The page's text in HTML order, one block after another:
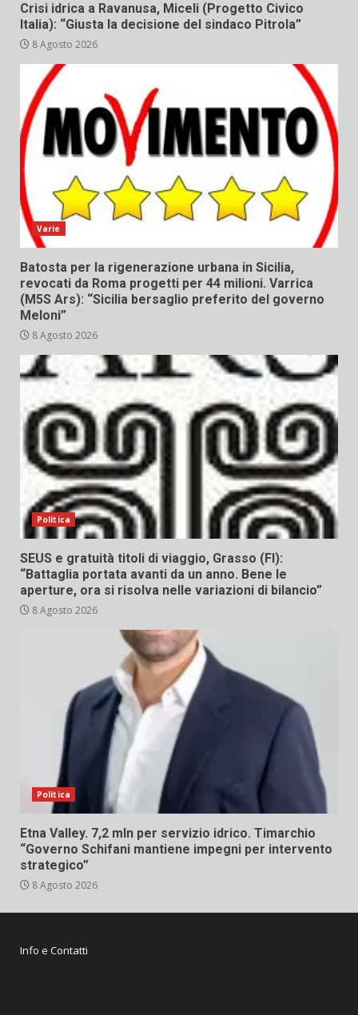
Crisi idrica a Ravanusa, Miceli (Progetto Civico
Italia): “Giusta la decisione del sindaco Pitrola”
8 Agosto 2026
Varie
Batosta per la rigenerazione urbana in Sicilia,
revocati da Roma progetti per 44 milioni. Varrica
(M5S Ars): “Sicilia bersaglio preferito del governo
Meloni”
8 Agosto 2026
Politica
SEUS e gratuità titoli di viaggio, Grasso (FI):
“Battaglia portata avanti da un anno. Bene le
aperture, ora si risolva nelle variazioni di bilancio”
8 Agosto 2026
Politica
Etna Valley. 7,2 mln per servizio idrico. Timarchio
“Governo Schifani mantiene impegni per intervento
strategico”
8 Agosto 2026
Info e Contatti